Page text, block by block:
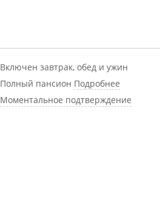
Включен завтрак, обед и ужин
Полный пансион Подробнее
Моментальное подтверждение